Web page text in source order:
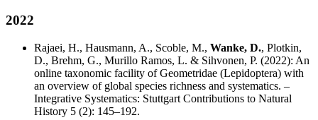
2022
Rajaei, H., Hausmann, A., Scoble, M., Wanke, D., Plotkin,
D., Brehm, G., Murillo Ramos, L. & Sihvonen, P. (2022): An
online taxonomic facility of Geometridae (Lepidoptera) with
an overview of global species richness and systematics. –
Integrative Systematics: Stuttgart Contributions to Natural
History 5 (2): 145–192.